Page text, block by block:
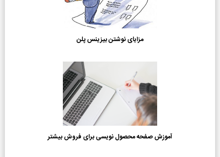
مزایای نوشتن بیزینس پلن
آموزش صفحه محصول نویسی برای فروش بیشتر